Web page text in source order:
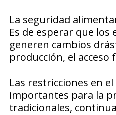
La seguridad
Es de esperar que
generen cambios
producción, el acceso
Las restricciones en
importantes para la
tradicionales,